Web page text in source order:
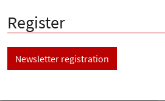
Register
Newsletter registration